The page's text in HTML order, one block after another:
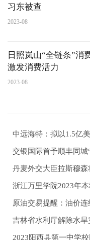
习东被查
2023-08
日照岚山“全链条”消
激发消费活力
2023-08
中远海特：拟以1.5亿
交银国际首予顺丰同
丹麦外交大臣拉斯穆森
浙江万里学院2023年
吉林省水利厅解除水
2023阳西县第一中学